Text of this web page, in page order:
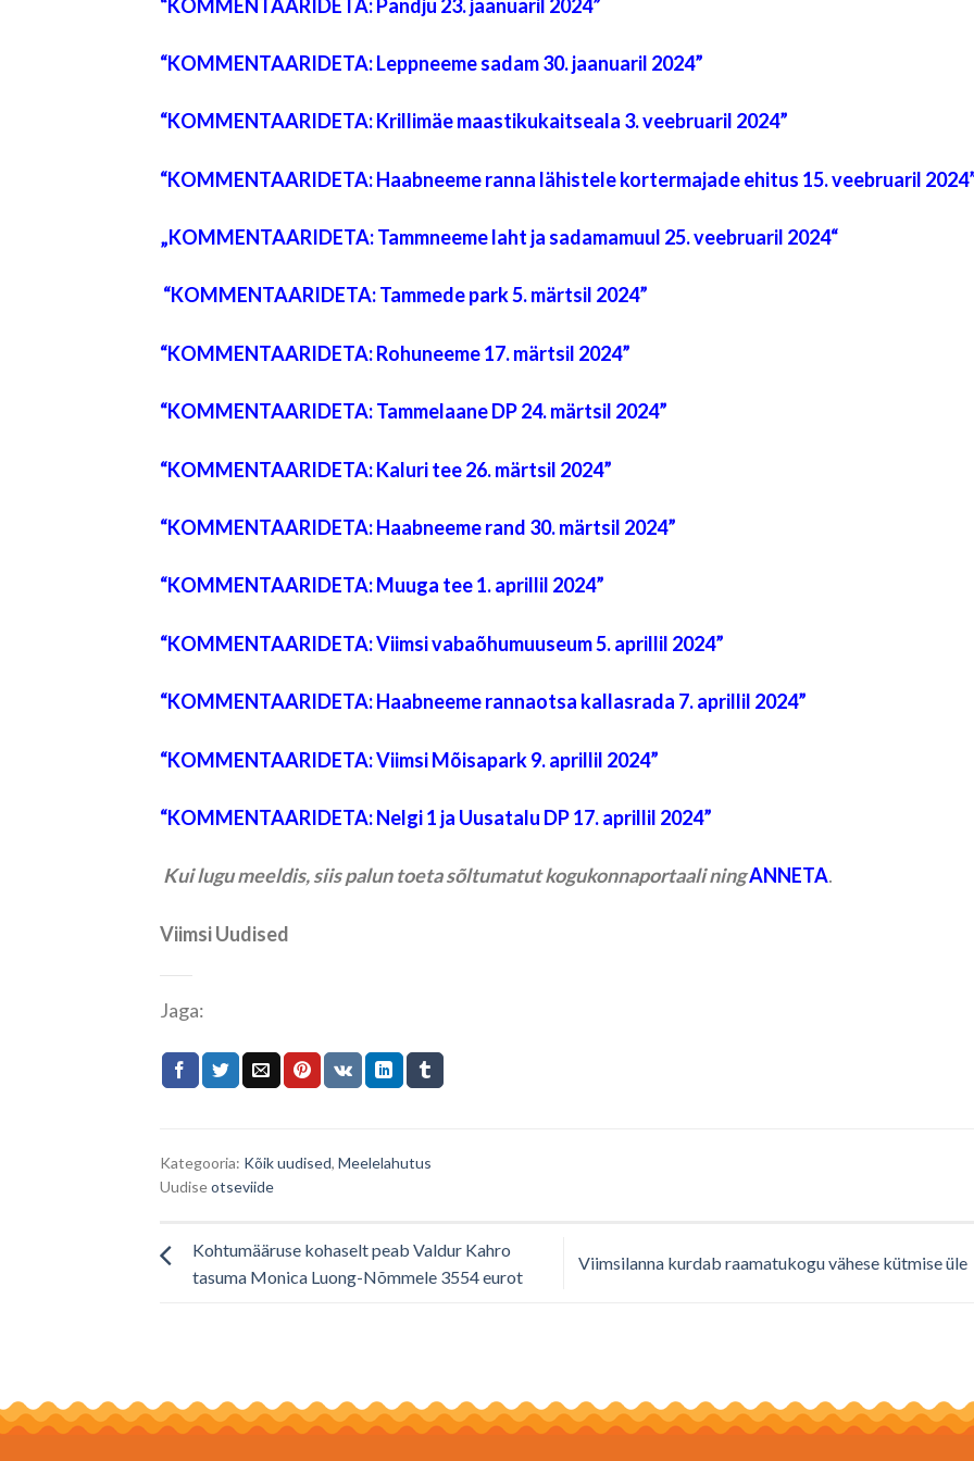
“KOMMENTAARIDETA: Pandju 23. jaanuaril 2024”
“KOMMENTAARIDETA: Leppneeme sadam 30. jaanuaril 2024”
“KOMMENTAARIDETA: Krillimäe maastikukaitseala 3. veebruaril 2024”
“KOMMENTAARIDETA: Haabneeme ranna lähistele kortermajade ehitus 15. veebruaril
„KOMMENTAARIDETA: Tammneeme laht ja sadamamuul 25. veebruaril 2024“
“KOMMENTAARIDETA: Tammede park 5. märtsil 2024”
“KOMMENTAARIDETA: Rohuneeme 17. märtsil 2024”
“KOMMENTAARIDETA: Tammelaane DP 24. märtsil 2024”
“KOMMENTAARIDETA: Kaluri tee 26. märtsil 2024”
“KOMMENTAARIDETA: Haabneeme rand 30. märtsil 2024”
“KOMMENTAARIDETA: Muuga tee 1. aprillil 2024”
“KOMMENTAARIDETA: Viimsi vabaõhumuuseum 5. aprillil 2024”
“KOMMENTAARIDETA: Haabneeme rannaotsa kallasrada 7. aprillil 2024”
“KOMMENTAARIDETA: Viimsi Mõisapark 9. aprillil 2024”
“KOMMENTAARIDETA: Nelgi 1 ja Uusatalu DP 17. aprillil 2024”
Kui lugu meeldis, siis palun toeta sõltumatut kogukonnaportaali ningANNETA.
Viimsi Uudised
Jaga:
Kategooria: Kõik uudised, Meelelahutus
Uudiseotseviide
Kohtumääruse kohaselt peab Valdur Kahro
tasuma Monica Luong-Nõmmele 3554 eurot
Viimsilanna kurdab raamatukogu vähese kütmise üle